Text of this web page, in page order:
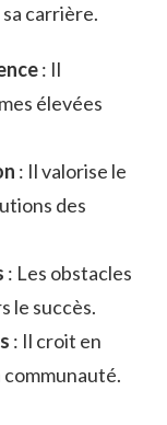
carrière.
: Il
élevées
: Il valorise le
des
: Les obstacles
le succès.
: Il croit en
communauté.